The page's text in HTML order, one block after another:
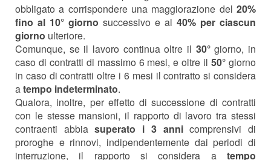
obbligato a corrispondere una maggiorazione del 20%
fino al 10° giorno successivo e al 40% per ciascun
giorno ulteriore.
Comunque, se il lavoro continua oltre il 30°giorno, in
caso di contratti di massimo 6 mesi, e oltre il50° giorno
in caso di contratti oltre i 6 mesi il contratto si considera
atempo indeterminato.
Qualora, inoltre, per effetto di successione di contratti
con le stesse mansioni, il rapporto di lavoro tra stessi
contraenti abbiasuperato i 3 annicomprensivi di
proroghe e rinnovi, indipendentemente dai periodi di
interruzione, il rapporto si considera a tempo